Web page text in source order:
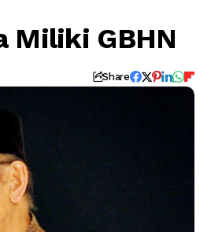
Miliki GBHN
Share